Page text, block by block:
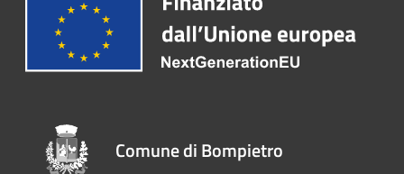
Comune di Bompietro